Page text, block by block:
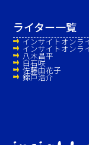
ライター一覧
インサイトオンラ
インサイトオンラ
八木昌平
白石咲
佐藤由花子
錦戸浩介